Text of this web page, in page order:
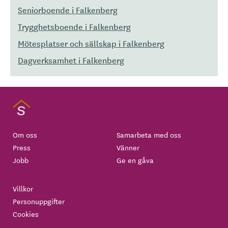
Seniorboende i Falkenberg
Trygghetsboende i Falkenberg
Mötesplatser och sällskap i Falkenberg
Dagverksamhet i Falkenberg
Om oss
Press
Jobb
Samarbeta med oss
Vänner
Ge en gåva
Villkor
Personuppgifter
Cookies